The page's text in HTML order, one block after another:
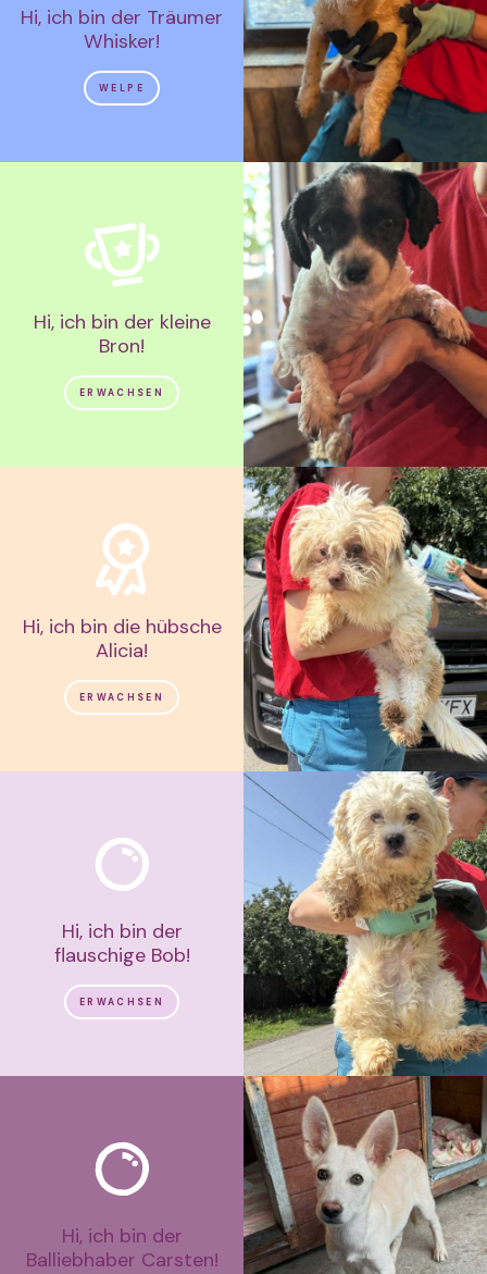
Hi, ich bin der Träumer
Whisker!
WELPE
Hi, ich bin der kleine
Bron!
ERWACHSEN
Hi, ich bin die hübsche
Alicia!
ERWACHSEN
Hi, ich bin der
flauschige Bob!
ERWACHSEN
Hi, ich bin der
Balliebhaber Carsten!